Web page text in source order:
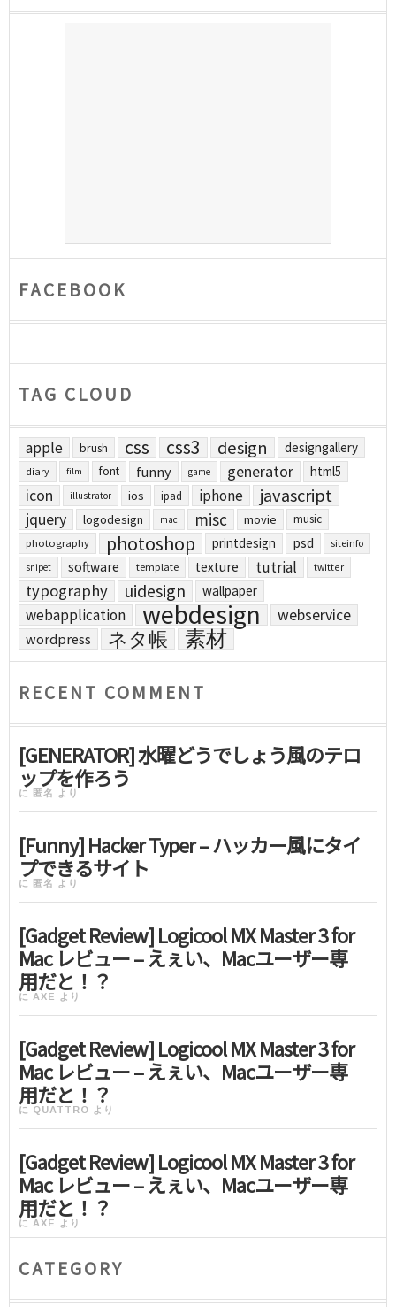
FACEBOOK
TAG CLOUD
apple brush css css3 design designgallery
diary film font funny game generator html5
icon illustrator ios ipad iphone javascript
jquery logodesign mac misc movie music
photography photoshop printdesign psd siteinfo
snipet software template texture tutrial twitter
typography uidesign wallpaper
webapplication webdesign webservice
wordpress ネタ帳 素材
RECENT COMMENT
[GENERATOR] 水曜どうでしょう風のテロ
ップを作ろう
に 匿名 より
[Funny] Hacker Typer – ハッカー風にタイ
プできるサイト
に 匿名 より
[Gadget Review] Logicool MX Master 3 for
Mac レビュー – えぇい、Macユーザー専
用だと！？
に AXE より
[Gadget Review] Logicool MX Master 3 for
Mac レビュー – えぇい、Macユーザー専
用だと！？
に QUATTRO より
[Gadget Review] Logicool MX Master 3 for
Mac レビュー – えぇい、Macユーザー専
用だと！？
に AXE より
CATEGORY